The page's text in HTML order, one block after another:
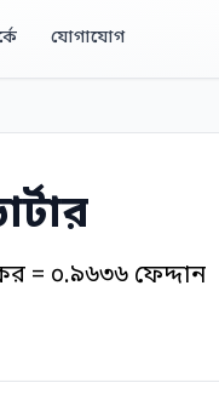
যোগাযোগ
= ০.৯৬৩৬ ফেদ্দান